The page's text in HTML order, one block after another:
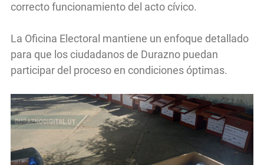
correcto funcionamiento del acto cívico.
La Oficina Electoral mantiene un enfoque detallado
para que los ciudadanos de Durazno puedan
participar del proceso en condiciones óptimas.